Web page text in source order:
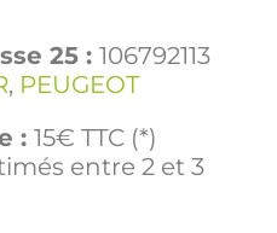
25 : 106792113
, PEUGEOT
: 15€ TTC (*)
entre 2 et 3